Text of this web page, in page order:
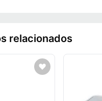
relacionados